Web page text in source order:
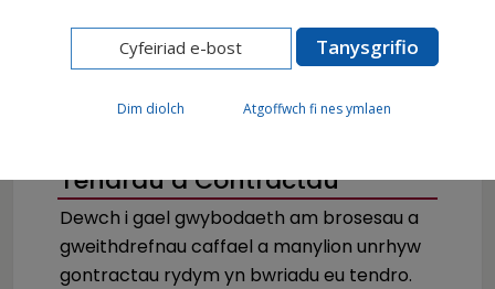
Tendrau a Contractau
Dewch i gael gwybodaeth am brosesau a
gweithdrefnau caffael a manylion unrhyw
gontractau rydym yn bwriadu eu tendro.
Dim diolch Atgoffwch fi nes ymlaen